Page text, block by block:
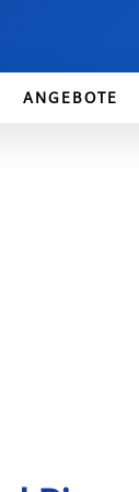
ANGEBOTE